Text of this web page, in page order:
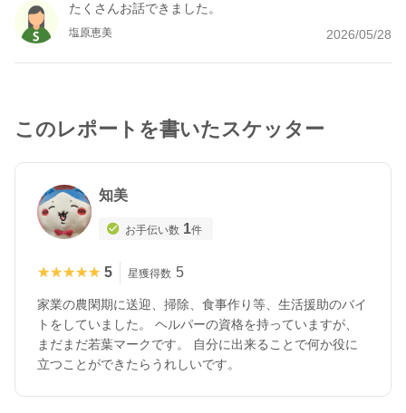
たくさんお話できました。
塩原恵美 2026/05/28
このレポートを書いたスケッター
知美
お手伝い数 1件
★★★★★
★★★★★ 5 星獲得数 5
家業の農閑期に送迎、掃除、食事作り等、生活援助のバイ
トをしていました。 ヘルパーの資格を持っていますが、
まだまだ若葉マークです。 自分に出来ることで何か役に
立つことができたらうれしいです。